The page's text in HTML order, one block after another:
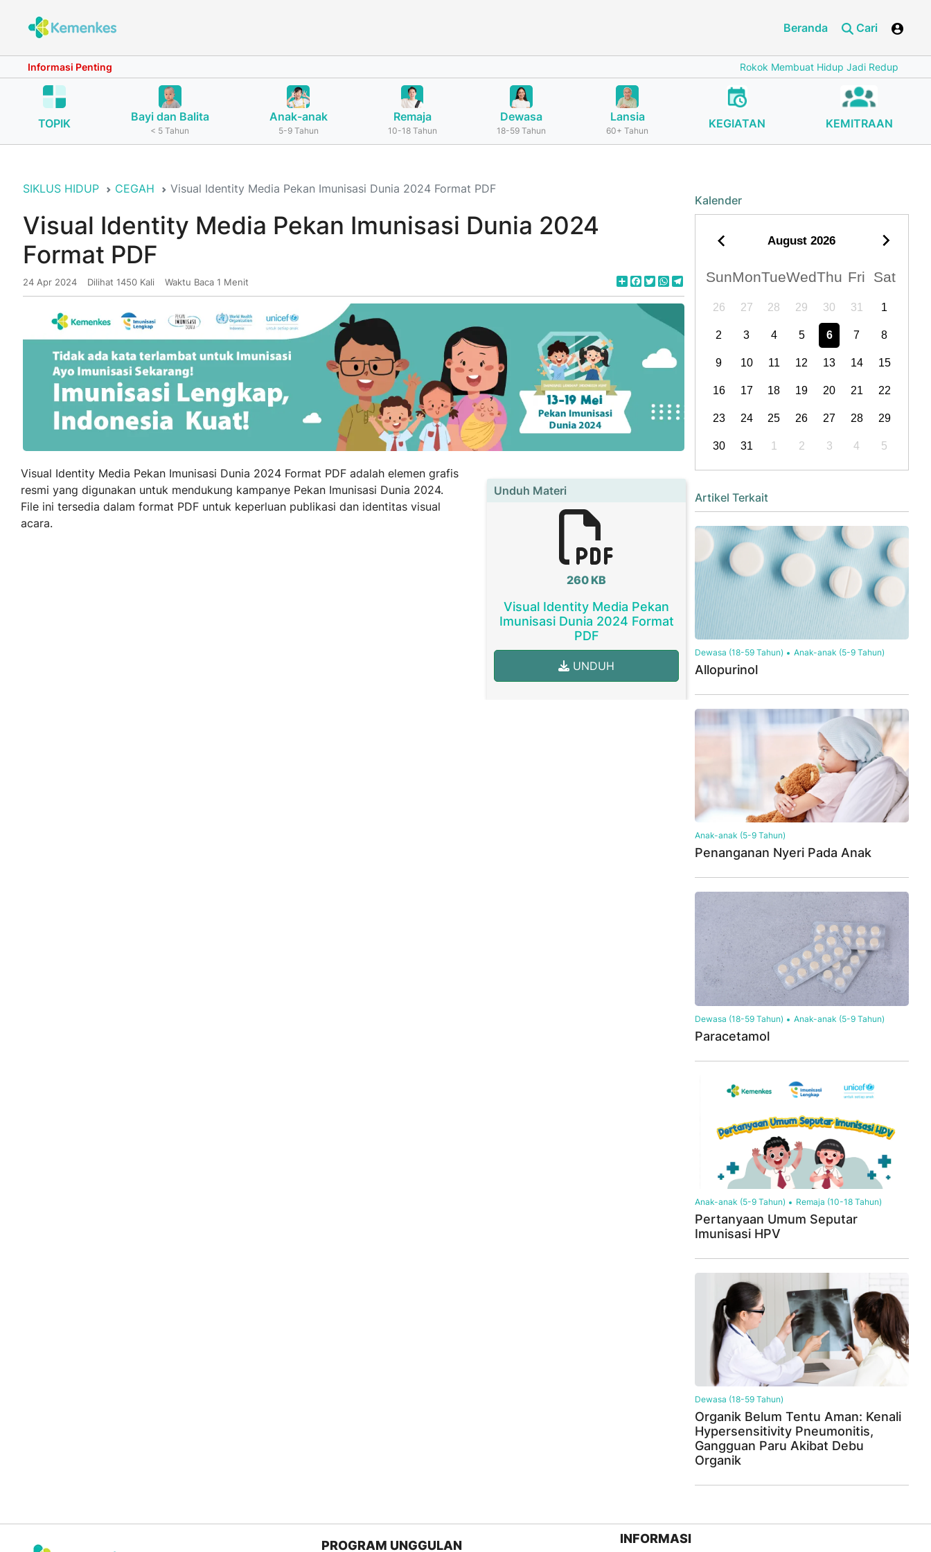
Beranda Cari
Informasi Penting Rokok Membuat Hidup Jadi Redup Cegah
TOPIK Bayi dan Balita
< 5 Tahun
Anak-anak
5-9 Tahun
Remaja
10-18 Tahun
Dewasa
18-59 Tahun
Lansia
60+ Tahun
KEGIATAN KEMITRAAN
SIKLUS HIDUP CEGAH Visual Identity Media Pekan Imunisasi Dunia 2024 Format PDF
Visual Identity Media Pekan Imunisasi Dunia 2024
Format PDF
24 Apr 2024 Dilihat 1450 Kali Waktu Baca 1 Menit ShareFacebook
TwitterWhatsApp
Telegram
Visual Identity Media Pekan Imunisasi Dunia 2024 Format PDF adalah elemen grafis
resmi yang digunakan untuk mendukung kampanye Pekan Imunisasi Dunia 2024.
File ini tersedia dalam format PDF untuk keperluan publikasi dan identitas visual
acara.
Unduh Materi
260 KB
Visual Identity Media Pekan
Imunisasi Dunia 2024 Format
PDF
UNDUH
Kalender
August 2026
SunMonTueWedThu Fri Sat
26 27 28 29 30 31 1
2 3 4 5 6 7 8
9 10 11 12 13 14 15
16 17 18 19 20 21 22
23 24 25 26 27 28 29
30 31 1 2 3 4 5
Artikel Terkait
Dewasa (18-59 Tahun) Anak-anak (5-9 Tahun)
Allopurinol
Anak-anak (5-9 Tahun)
Penanganan Nyeri Pada Anak
Dewasa (18-59 Tahun) Anak-anak (5-9 Tahun)
Paracetamol
Anak-anak (5-9 Tahun) Remaja (10-18 Tahun)
Pertanyaan Umum Seputar
Imunisasi HPV
Dewasa (18-59 Tahun)
Organik Belum Tentu Aman: Kenali
Hypersensitivity Pneumonitis,
Gangguan Paru Akibat Debu
Organik
PROGRAM UNGGULAN INFORMASI